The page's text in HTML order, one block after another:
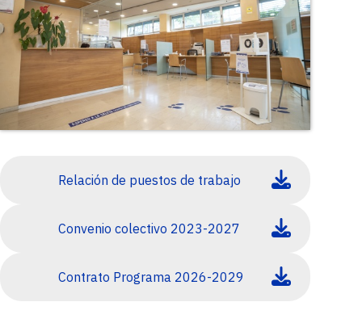
Relación de puestos de trabajo
Convenio colectivo 2023-2027
Contrato Programa 2026-2029